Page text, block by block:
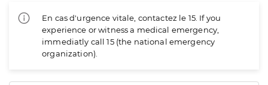
En cas d'urgence vitale, contactez le 15. If you
experience or witness a medical emergency,
immediatly call 15 (the national emergency
organization).